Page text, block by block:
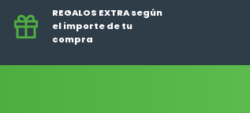
REGALOS EXTRA según
el importe de tu
compra